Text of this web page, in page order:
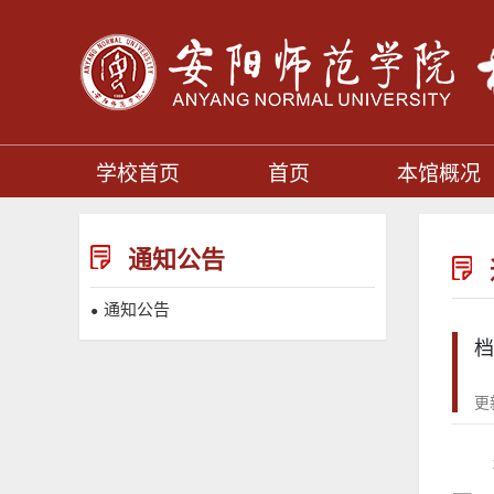
学校首页 首页 本馆概况
通知公告
● 通知公告
更